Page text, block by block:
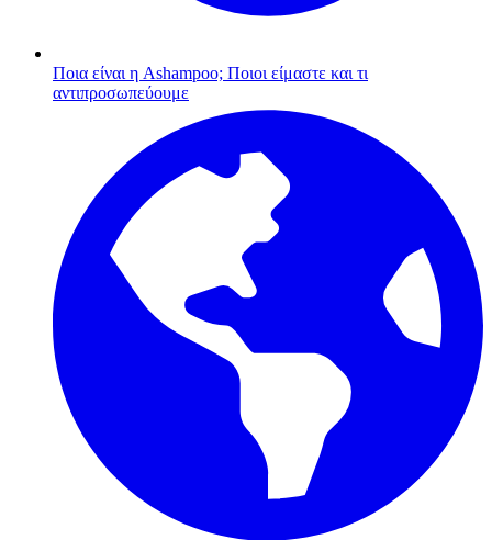
Ποια είναι η Ashampoo; Ποιοι είμαστε και τι
αντιπροσωπεύουμε